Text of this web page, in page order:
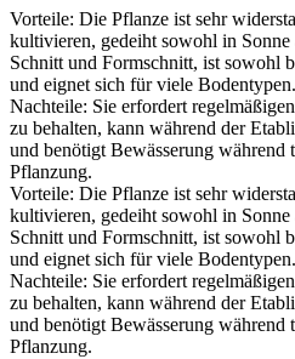
Vorteile: Die Pflanze ist sehr
kultivieren, gedeiht sowohl in Sonne
Schnitt und Formschnitt, ist sowohl
und eignet sich für viele Bodentypen.
Nachteile: Sie erfordert
zu behalten, kann während der
und benötigt Bewässerung während
Pflanzung.
Vorteile: Die Pflanze ist sehr
kultivieren, gedeiht sowohl in Sonne
Schnitt und Formschnitt, ist sowohl
und eignet sich für viele Bodentypen.
Nachteile: Sie erfordert
zu behalten, kann während der
und benötigt Bewässerung während
Pflanzung.